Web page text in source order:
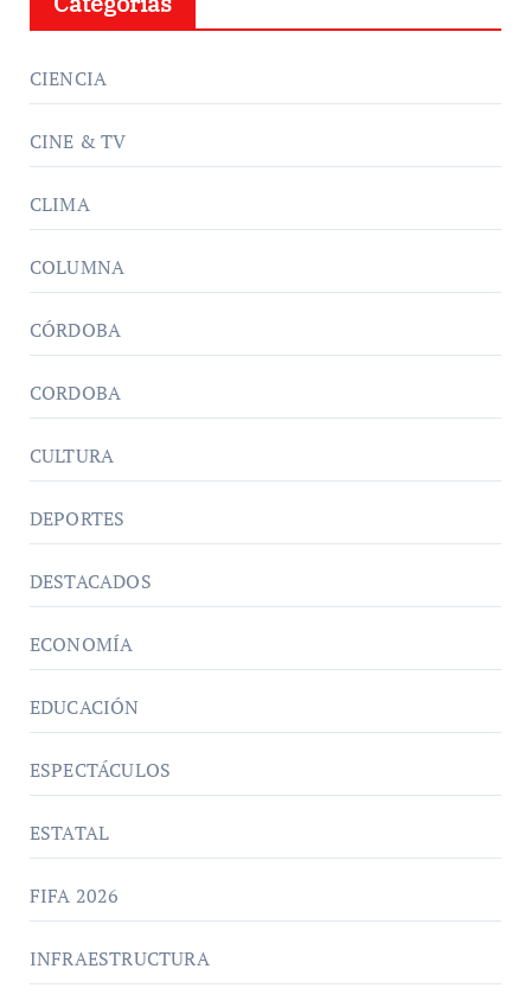
CIENCIA
CINE & TV
CLIMA
COLUMNA
CÓRDOBA
CORDOBA
CULTURA
DEPORTES
DESTACADOS
ECONOMÍA
EDUCACIÓN
ESPECTÁCULOS
ESTATAL
FIFA 2026
INFRAESTRUCTURA